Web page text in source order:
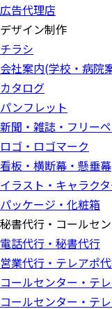
広告代理店
デザイン制作
チラシ
会社案内(学校・病院
カタログ
パンフレット
新聞・雑誌・フリー
ロゴ・ロゴマーク
看板・横断幕・懸垂幕
イラスト・キャラク
パッケージ・化粧箱
秘書代行・コールセ
電話代行・秘書代行
営業代行・テレアポ
コールセンター・テ
コールセンター・テ